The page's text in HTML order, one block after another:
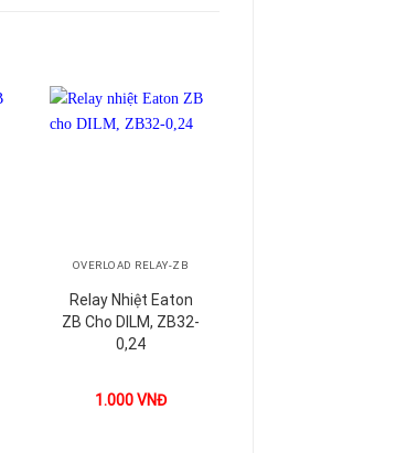
OVERLOAD RELAY-ZB
Relay Nhiệt Eaton
ZB Cho DILM, ZB32-
0,24
1.000VNĐ